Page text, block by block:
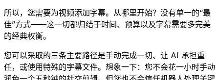
所以，您需要为视频添加字幕。从哪里开始？没有单一的“最
佳”方式——这一切都归结于时间、预算以及字幕需要多完美
的经典权衡。
您可以采取的三条主要路径是手动完成一切、让 AI 承担重
任，或使用特殊的字幕文件。想象一下：您不会花一小时手动